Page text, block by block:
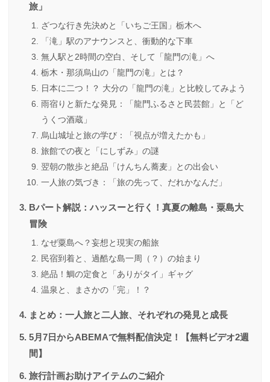
旅」
ざつな行き先決めと「いちご王国」栃木へ
「滝」駅のアナウンスと、衝動的な下車
無人駅と2時間の空白、そして「龍門の滝」へ
栃木・那須烏山の「龍門の滝」とは？
日本に二つ！？ 大分の「龍門の滝」と比較してみよう
雨宿りと新たな発見：「龍門ふるさと民芸館」と「ど
うくつ酒蔵」
烏山城址と旅の学び：「視点が増えたかも」
旅館での夜と「にしずみ」の謎
翌朝の散歩と絶品「けんちん蕎麦」との出会い
一人旅の気づき：「旅の先って、だれかなんだ」
Bパート解説：ハッスーと行く！真夏の離島・粟島大
冒険
なぜ粟島へ？妄想と現実の船旅
民宿到着と、過酷な島一周（？）の始まり
絶品！鯛の定食と「ありがタイ」ギャグ
温泉と、まさかの「完」！？
まとめ：一人旅と二人旅、それぞれの発見と成長
5月7日からABEMAで無料配信決定！【無料ビデオ2週
間】
旅行計画お助けアイテムのご紹介